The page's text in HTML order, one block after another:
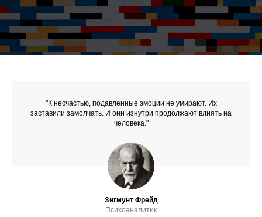
"К несчастью, подавленные эмоции не умирают. Их
заставили замолчать. И они изнутри продолжают влиять на
человека."
Зигмунт Фрейд
Психоаналитик